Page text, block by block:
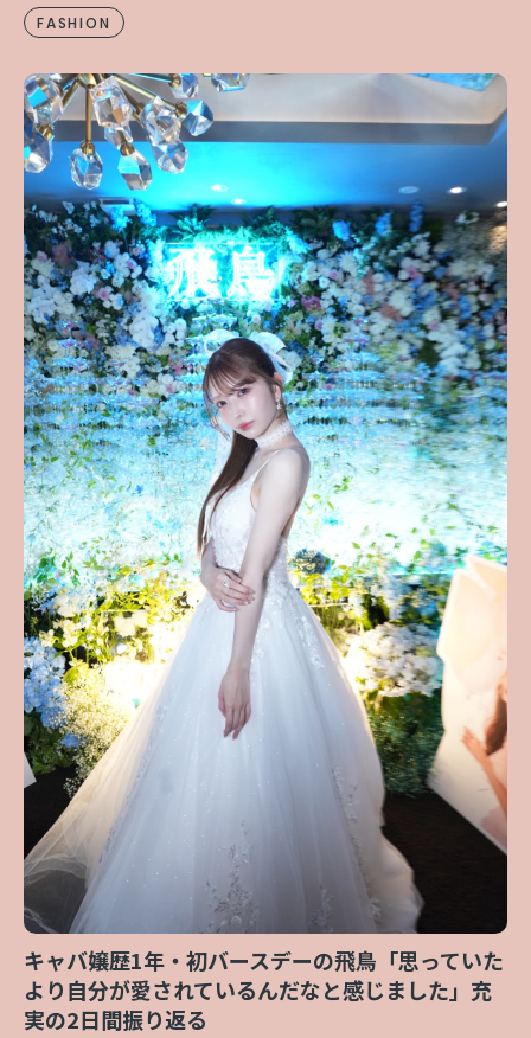
FASHION
キャバ嬢歴1年・初バースデーの飛鳥「思っていた
より自分が愛されているんだなと感じました」充
実の2日間振り返る